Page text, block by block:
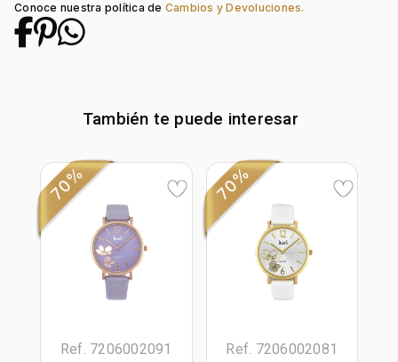
Conoce nuestra política de Cambios y Devoluciones.
También te puede interesar
70%
Ref. 7206002091
70%
Ref. 7206002081